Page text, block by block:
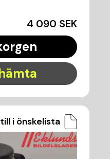
4 090 SEK
i önskelista